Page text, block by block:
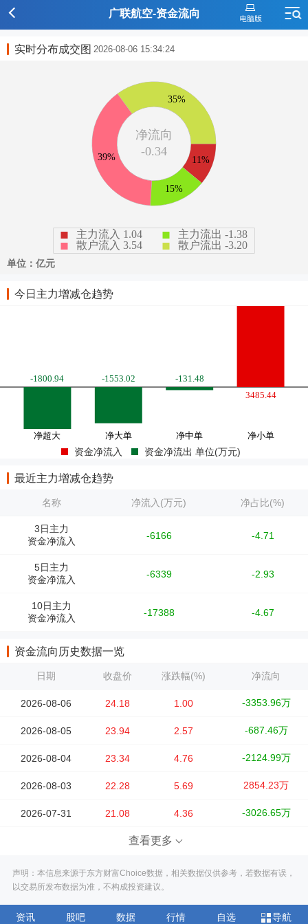
广联航空-资金流向
实时分布成交图 2026-08-06 15:34:24
今日主力增减仓趋势
资金净流入 资金净流出 单位(万元)
最近主力增减仓趋势
名称 净流入(万元) 净占比(%)
3日主力
资金净流入
-6166 -4.71
5日主力
资金净流入
-6339 -2.93
10日主力
资金净流入
-17388 -4.67
资金流向历史数据一览
日期 收盘价 涨跌幅(%) 净流向
2026-08-06 24.18 1.00 -3353.96万
2026-08-05 23.94 2.57 -687.46万
2026-08-04 23.34 4.76 -2124.99万
2026-08-03 22.28 5.69 2854.23万
2026-07-31 21.08 4.36 -3026.65万
查看更多
声明：本信息来源于东方财富Choice数据，相关数据仅供参考，若数据有误，
以交易所发布数据为准，不构成投资建议。
资讯 股吧 数据 行情 自选 导航